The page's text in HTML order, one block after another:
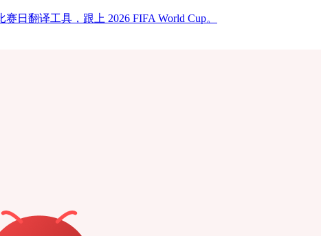
日翻译工具，跟上 2026 FIFA World Cup。